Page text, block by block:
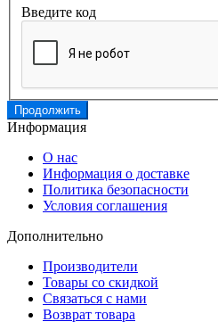
Введите код
Продолжить
Информация
О нас
Информация о доставке
Политика безопасности
Условия соглашения
Дополнительно
Производители
Товары со скидкой
Связаться с нами
Возврат товара